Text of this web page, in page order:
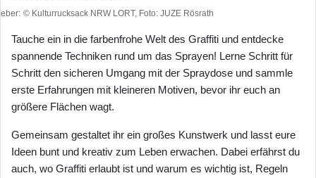
© Kulturrucksack NRW LORT, Foto: JUZE Rösrath
Tauche ein in die farbenfrohe Welt des Graffiti und entdecke
spannende Techniken rund um das Sprayen! Lerne Schritt für
Schritt den sicheren Umgang mit der Spraydose und sammle
erste Erfahrungen mit kleineren Motiven, bevor ihr euch an
größere Flächen wagt.
Gemeinsam gestaltet ihr ein großes Kunstwerk und lasst eure
Ideen bunt und kreativ zum Leben erwachen. Dabei erfährst du
auch, wo Graffiti erlaubt ist und warum es wichtig ist, Regeln